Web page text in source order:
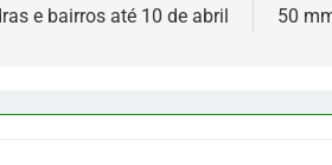
e bairros até 10 de abril
50